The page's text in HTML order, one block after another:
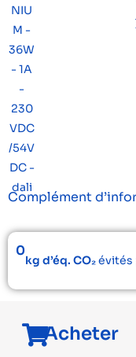
Complément
0
kg d’éq. CO₂évités
Acheter